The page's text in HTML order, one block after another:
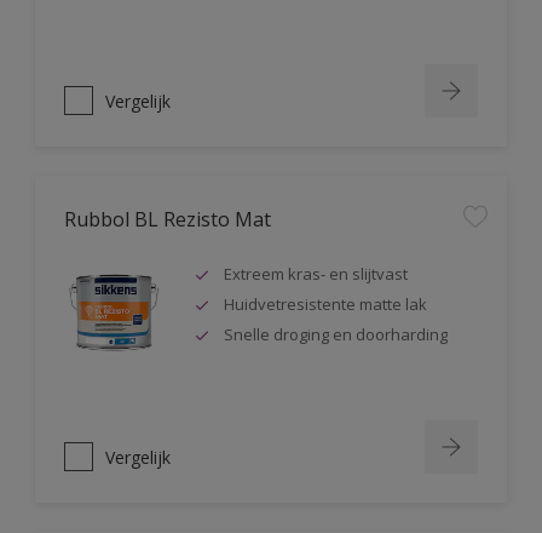
Vergelijk
Rubbol BL Rezisto Mat
Extreem kras- en slijtvast
Huidvetresistente matte lak
Snelle droging en doorharding
Vergelijk